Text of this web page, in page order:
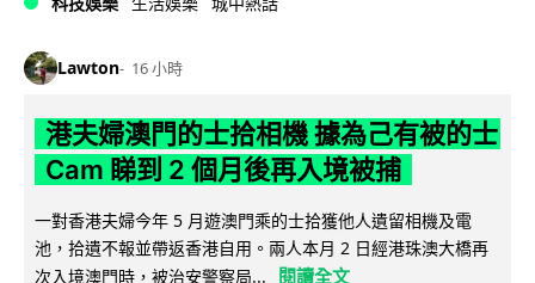
Lawton 16 小時
港夫婦澳門的士拾相機 據為己有被的士
Cam 睇到 2 個月後再入境被捕
一對香港夫婦今年 5 月遊澳門乘的士拾獲他人遺留相機及電
池，拾遺不報並帶返香港自用。兩人本月 2 日經港珠澳大橋再
次入境澳門時，被治安警察局...
閱讀全文